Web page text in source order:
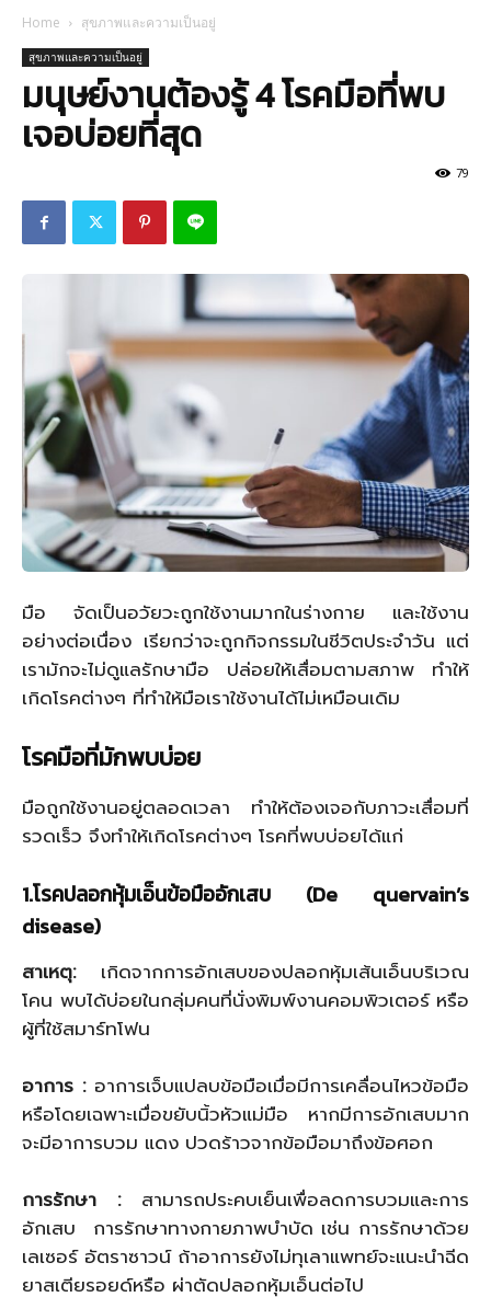
Home สุขภาพและความเป็นอยู่
สุขภาพและความเป็นอยู่
มนุษย์งานต้องรู้ 4 โรคมือที่พบ
เจอบ่อยที่สุด
79
มือ จัดเป็นอวัยวะถูกใช้งานมากในร่างกาย และใช้งาน
อย่างต่อเนื่อง เรียกว่าจะถูกกิจกรรมในชีวิตประจำวัน แต่
เรามักจะไม่ดูแลรักษามือ ปล่อยให้เสื่อมตามสภาพ ทำให้
เกิดโรคต่างๆ ที่ทำให้มือเราใช้งานได้ไม่เหมือนเดิม
โรคมือที่มักพบบ่อย
มือถูกใช้งานอยู่ตลอดเวลา ทำให้ต้องเจอกับภาวะเสื่อมที่
รวดเร็ว จึงทำให้เกิดโรคต่างๆ โรคที่พบบ่อยได้แก่
1.โรคปลอกหุ้มเอ็นข้อมืออักเสบ (De quervain’s
disease)
สาเหตุ:
เกิดจากการอักเสบของปลอกหุ้มเส้นเอ็นบริเวณ
โคน พบได้บ่อยในกลุ่มคนที่นั่งพิมพ์งานคอมพิวเตอร์ หรือ
ผู้ที่ใช้สมาร์ทโฟน
อาการ : อาการเจ็บแปลบข้อมือเมื่อมีการเคลื่อนไหวข้อมือ
หรือโดยเฉพาะเมื่อขยับนิ้วหัวแม่มือ หากมีการอักเสบมาก
จะมีอาการบวม แดง ปวดร้าวจากข้อมือมาถึงข้อศอก
การรักษา :
สามารถประคบเย็นเพื่อลดการบวมและการ
อักเสบ
การรักษาทางกายภาพบำบัด เช่น การรักษาด้วย
เลเซอร์ อัตราซาวน์ ถ้าอาการยังไม่ทุเลาแพทย์จะแนะนำฉีด
ยาสเตียรอยด์หรือ ผ่าตัดปลอกหุ้มเอ็นต่อไป